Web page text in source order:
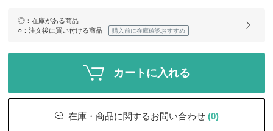
◎ ：在庫がある商品
○ ：注文後に買い付ける商品 購入前に在庫確認おすすめ
カートに入れる
在庫・商品に関するお問い合わせ (0)